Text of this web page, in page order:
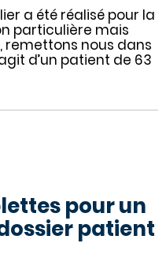
a été réalisé pour la
particulière mais
remettons nous dans
d’un patient de 63
pour un
patient